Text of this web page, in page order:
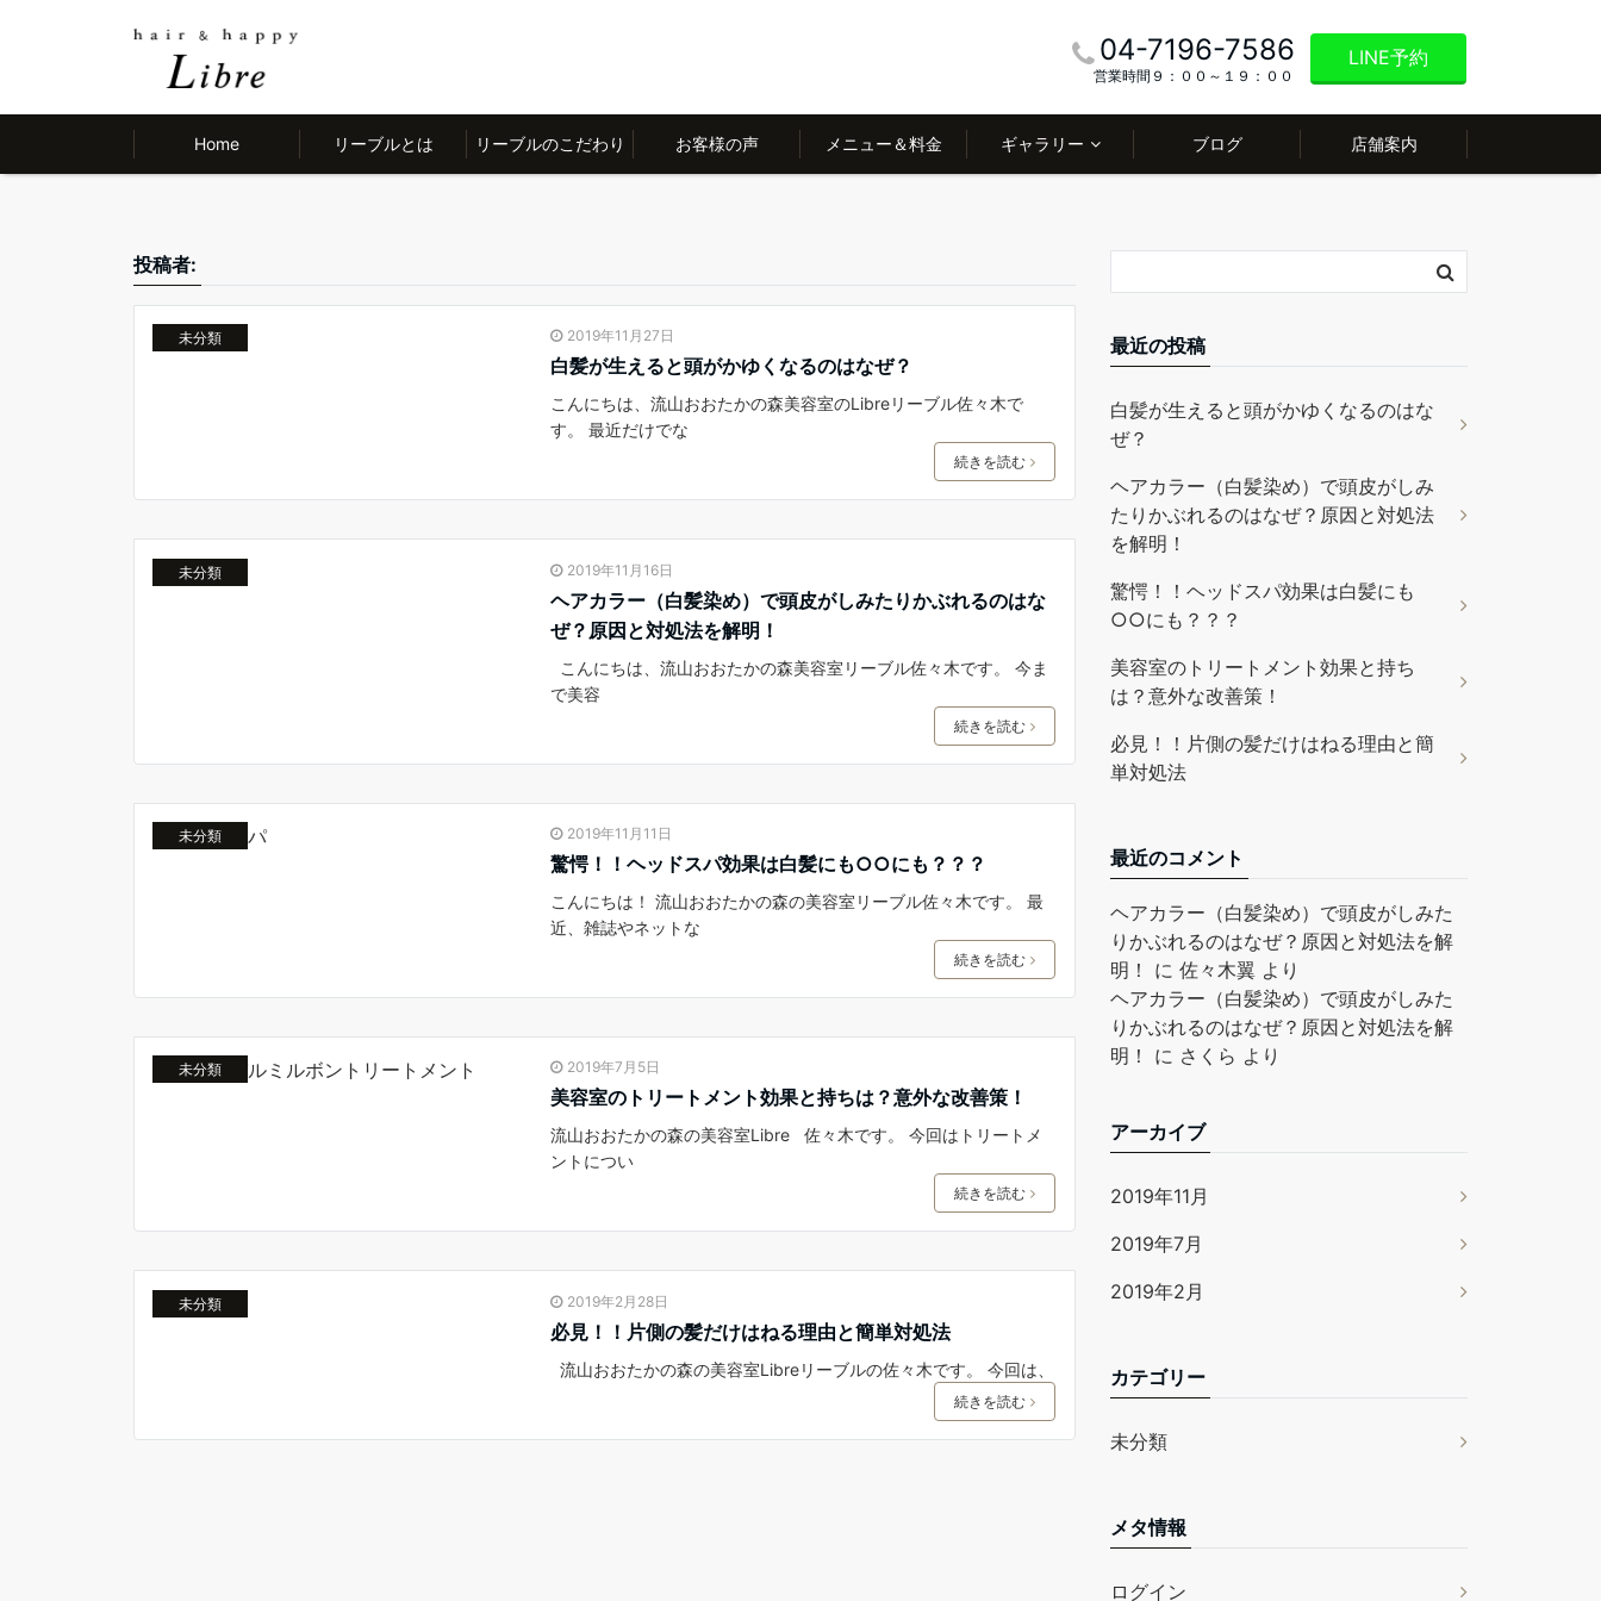
04-7196-7586
営業時間９：００～１９：００
LINE予約
Home リーブルとは リーブルのこだわり お客様の声 メニュー＆料金 ギャラリー ブログ 店舗案内
投稿者:
未分類 2019年11月27日
白髪が生えると頭がかゆくなるのはなぜ？
こんにちは、流山おおたかの森美容室のLibreリーブル佐々木で
す。 最近だけでな
続きを読む
未分類 2019年11月16日
ヘアカラー（白髪染め）で頭皮がしみたりかぶれるのはな
ぜ？原因と対処法を解明！
こんにちは、流山おおたかの森美容室リーブル佐々木です。 今ま
で美容
続きを読む
未分類 2019年11月11日
驚愕！！ヘッドスパ効果は白髪にも○○にも？？？
こんにちは！ 流山おおたかの森の美容室リーブル佐々木です。 最
近、雑誌やネットな
続きを読む
未分類 2019年7月5日
美容室のトリートメント効果と持ちは？意外な改善策！
流山おおたかの森の美容室Libre 佐々木です。 今回はトリートメ
ントについ
続きを読む
未分類 2019年2月28日
必見！！片側の髪だけはねる理由と簡単対処法
流山おおたかの森の美容室Libreリーブルの佐々木です。 今回は、
続きを読む
最近の投稿
白髪が生えると頭がかゆくなるのはな
ぜ？
ヘアカラー（白髪染め）で頭皮がしみ
たりかぶれるのはなぜ？原因と対処法
を解明！
驚愕！！ヘッドスパ効果は白髪にも
○○にも？？？
美容室のトリートメント効果と持ち
は？意外な改善策！
必見！！片側の髪だけはねる理由と簡
単対処法
最近のコメント
ヘアカラー（白髪染め）で頭皮がしみた
りかぶれるのはなぜ？原因と対処法を解
明！
に 佐々木翼 より
ヘアカラー（白髪染め）で頭皮がしみた
りかぶれるのはなぜ？原因と対処法を解
明！
に さくら より
アーカイブ
2019年11月
2019年7月
2019年2月
カテゴリー
未分類
メタ情報
ログイン